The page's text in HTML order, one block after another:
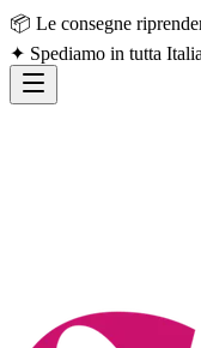
📦 Le consegne
✦ Spediamo in tutta